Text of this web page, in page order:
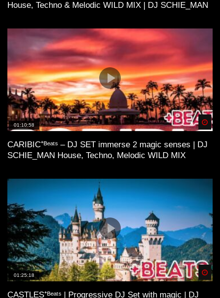
House, Techno & Melodic WILD MIX | DJ SCHIE_MAN
01:10:58
CARIBIC⁺ᴮᵉᵃᵗˢ – DJ SET immerse 2 magic senses | DJ
SCHIE_MAN House, Techno, Melodic WILD MIX
01:25:18
CASTLES⁺ᴮᵉᵃᵗˢ | Progressive DJ Set with magic | DJ